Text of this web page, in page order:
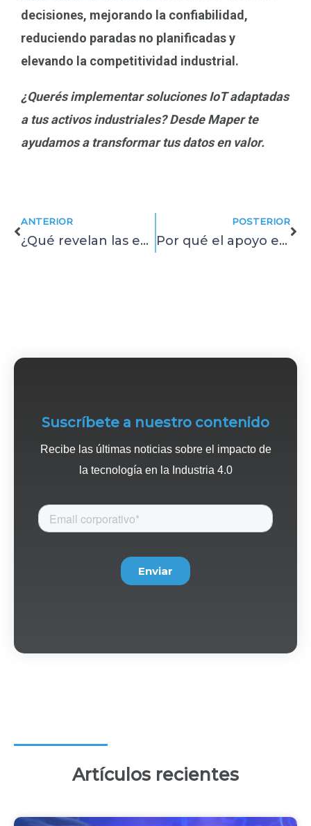
decisiones, mejorando la confiabilidad,
reduciendo paradas no planificadas y
elevando la competitividad industrial.
¿Querés implementar soluciones IoT adaptadas
a tus activos industriales? Desde Maper te
ayudamos a transformar tus datos en valor.
ANTERIOR
¿Qué revelan las encuestas sobre el ROI del mantenimiento predictivo?
POSTERIOR
Por qué el apoyo especializado mejora la confiabilidad en entornos B2B
Suscríbete a nuestro contenido
Recibe las últimas noticias sobre el impacto de
la tecnología en la Industria 4.0
Artículos recientes